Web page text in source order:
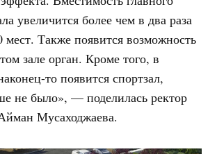
увеличится более чем в два раза
мест. Также появится возможность
зале орган. Кроме того, в
то появится спортзал,
не было», — поделилась ректор
Мусаходжаева.